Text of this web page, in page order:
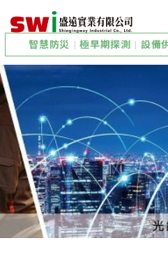
智慧防災 | 極早期探測 | 設備